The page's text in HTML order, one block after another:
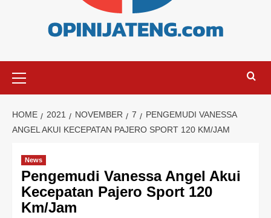
HOME 2021 NOVEMBER 7
PENGEMUDI VANESSA
ANGEL AKUI KECEPATAN PAJERO SPORT 120 KM/JAM
News
Pengemudi Vanessa Angel Akui
Kecepatan Pajero Sport 120
Km/Jam